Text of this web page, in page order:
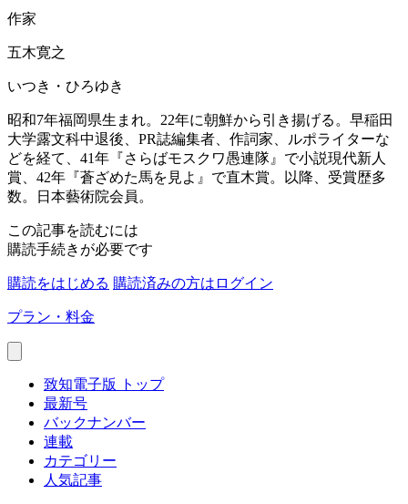
作家
五木寛之
いつき・ひろゆき
昭和7年福岡県生まれ。22年に朝鮮から引き揚げる。早稲田
大学露文科中退後、PR誌編集者、作詞家、ルポライターな
どを経て、41年『さらばモスクワ愚連隊』で小説現代新人
賞、42年『蒼ざめた馬を見よ』で直木賞。以降、受賞歴多
数。日本藝術院会員。
この記事を読むには
購読手続きが必要です
購読をはじめる 購読済みの方はログイン
プラン・料金
致知電子版 トップ
最新号
バックナンバー
連載
カテゴリー
人気記事